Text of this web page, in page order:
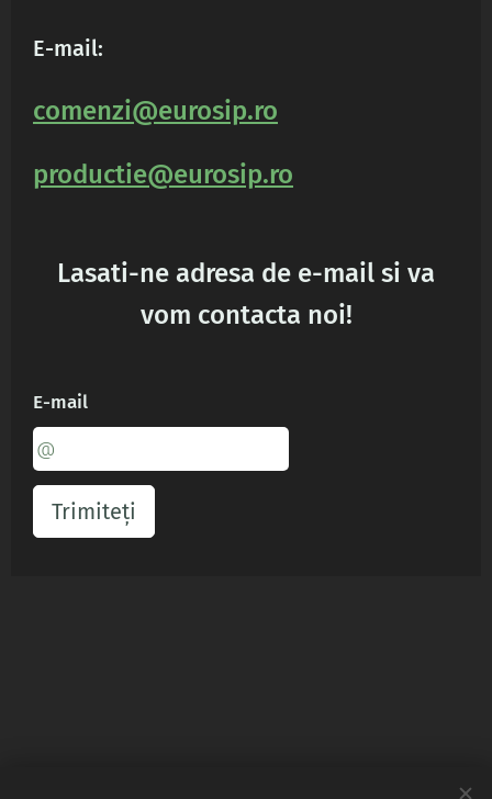
E-mail:
comenzi@eurosip.ro
productie@eurosip.ro
Lasati-ne adresa de e-mail si va
vom contacta noi!
E-mail
Trimiteți